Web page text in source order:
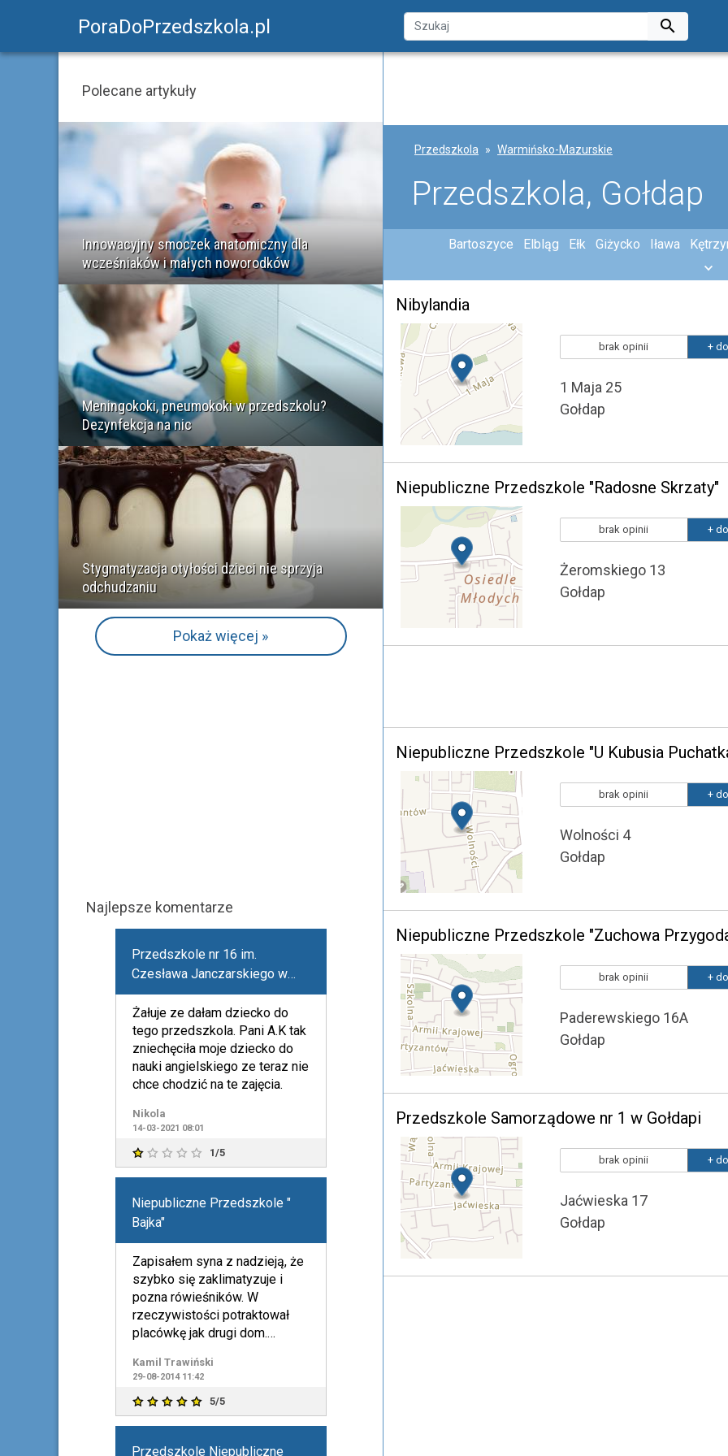
PoraDoPrzedszkola.pl 
Przedszkola Warmińsko-Mazurskie
Przedszkola, Gołdap
Bartoszyce Elbląg Ełk Giżycko Iława
Nibylandia
brak opinii +
1 Maja 25
Gołdap
Niepubliczne Przedszkole "Radosne Skrzaty"
brak opinii +
Żeromskiego 13
Gołdap
Niepubliczne Przedszkole "U Kubusia
brak opinii +
Wolności 4
Gołdap
Niepubliczne Przedszkole "Zuchowa
brak opinii +
Paderewskiego 16A
Gołdap
Przedszkole Samorządowe nr 1 w Gołdapi
brak opinii +
Jaćwieska 17
Gołdap
Polecane artykuły
Innowacyjny smoczek anatomiczny dla
wcześniaków i małych noworodków
Meningokoki, pneumokoki w przedszkolu?
Dezynfekcja na nic
Stygmatyzacja otyłości dzieci nie sprzyja
odchudzaniu
Pokaż więcej »
Najlepsze komentarze
Przedszkole nr 16 im.
Czesława Janczarskiego w
Żorach
Żałuje ze dałam dziecko do
tego przedszkola. Pani A.K tak
zniechęciła moje dziecko do
nauki angielskiego ze teraz nie
chce chodzić na te zajęcia.
Nikola
14-03-2021 08:01
1/5
Niepubliczne Przedszkole "
Bajka"
Zapisałem syna z nadzieją, że
szybko się zaklimatyzuje i
pozna rówieśników. W
rzeczywistości potraktował
placówkę jak drugi dom.
Kamil Trawiński
29-08-2014 11:42
5/5
Przedszkole Niepubliczne